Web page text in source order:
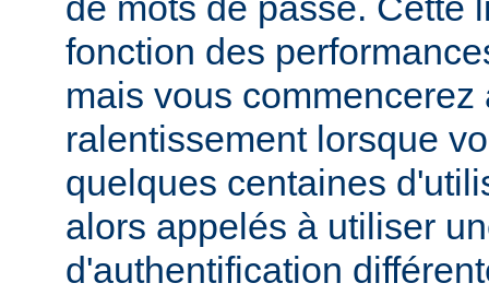
fonction des
mais vous commencerez
ralentissement lorsque
quelques centaines
alors appelés à utiliser
d'authentification